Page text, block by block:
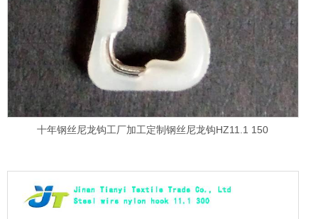
十年钢丝尼龙钩工厂加工定制钢丝尼龙钩HZ11.1 150